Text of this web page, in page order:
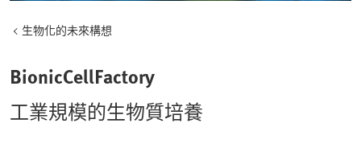
生物化的未來構想
BionicCellFactory
工業規模的生物質培養